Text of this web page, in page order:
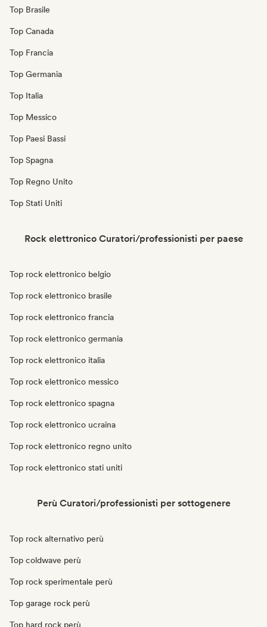
Top Brasile
Top Canada
Top Francia
Top Germania
Top Italia
Top Messico
Top Paesi Bassi
Top Spagna
Top Regno Unito
Top Stati Uniti
Rock elettronico Curatori/professionisti per paese
Top rock elettronico belgio
Top rock elettronico brasile
Top rock elettronico francia
Top rock elettronico germania
Top rock elettronico italia
Top rock elettronico messico
Top rock elettronico spagna
Top rock elettronico ucraina
Top rock elettronico regno unito
Top rock elettronico stati uniti
Perù Curatori/professionisti per sottogenere
Top rock alternativo perù
Top coldwave perù
Top rock sperimentale perù
Top garage rock perù
Top hard rock perù